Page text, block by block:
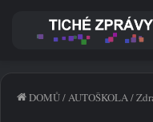
DOMŮ/ AUTOŠKOLA /